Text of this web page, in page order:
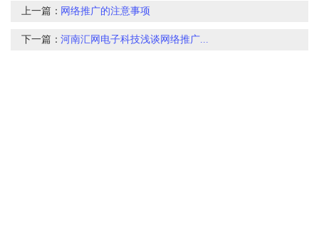
上一篇： 网络推广的注意事项
下一篇：河南汇网电子科技浅谈网络推广...